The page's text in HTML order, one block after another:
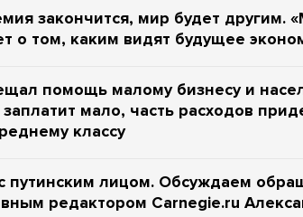
закончится, мир будет другим.
о том, каким видят будущее
помощь малому бизнесу и
заплатит мало, часть расходов
классу
путинским лицом. Обсуждаем
редактором Carnegie.ru